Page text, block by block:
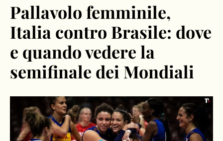
Pallavolo femminile,
Italia contro Brasile: dove
e quando vedere la
semifinale dei Mondiali